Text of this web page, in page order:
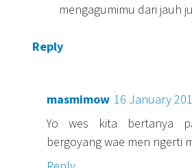
mengagumimu dari jauh
Reply
masmimow 16 January
Yo wes kita bertanya
bergoyang wae men ngerti